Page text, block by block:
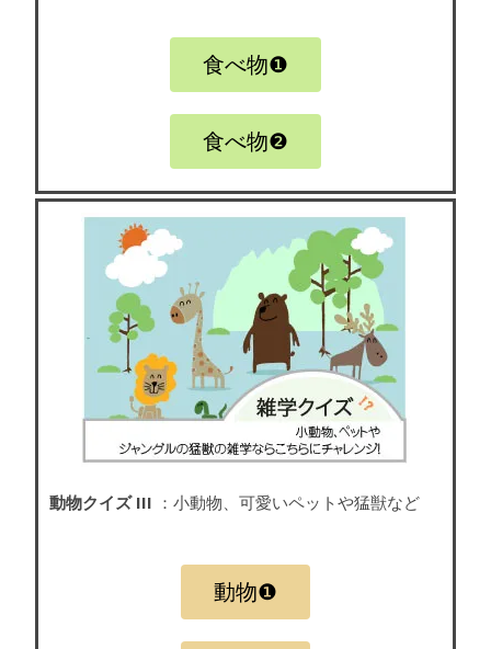
食べ物❶
食べ物❷
動物クイズ III ：小動物、可愛いペットや猛獣など
動物❶